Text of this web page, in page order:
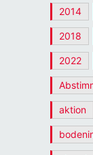
2014
2018
2022
aktion